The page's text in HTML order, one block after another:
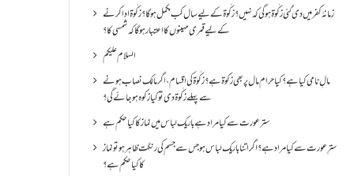
زمانۂ کفر میں دی گئی زکٰوۃ ہو گی کہ نہیں؟زکٰوۃ کے لیے سال کب مکمل ہو گا؟زکٰوۃ ادا کرنے
کے لیے قمری مہینوں کا اعتبار ہو گا کہ شمسی کا؟
السلام علیکم
مالِ نامی کیا ہے؟ کیا حرام مال پر بھی زکوۃ ہے؟ زکٰوۃ کی اقسام ،اگر مالک نصاب ہونے
سے پہلے زکٰوۃ دی تو کیا زکوه ہو جائےگی؟
ستر عورت سے کیا مراد ہے باریک لباس میں نماز کا کیا حکم ہے
سترِ عورت سے کیا مراد ہے؟اگر اتنا باریک لباس ہو جس سے جسم کی رنگت ظاہر ہو تو نماز
کا کیا حکم ہے؟